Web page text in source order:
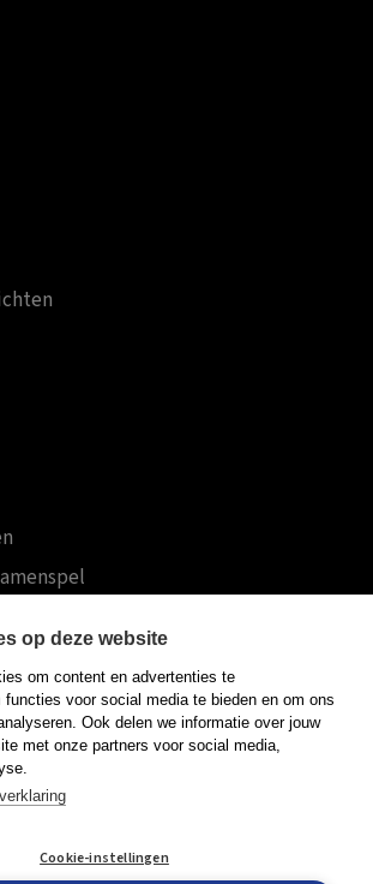
uitgevers
op deze website
om content en advertenties te
functies voor social media te bieden en om ons
Ook delen we informatie over jouw
met onze partners voor social media,
Cookie-instellingen